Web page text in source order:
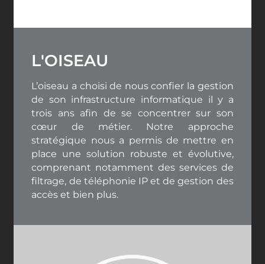
L'OISEAU
L’oiseau a choisi de nous confier la gestion
de son infrastructure informatique il y a
trois ans afin de se concentrer sur son
cœur de métier. Notre approche
stratégique nous a permis de mettre en
place une solution robuste et évolutive,
comprenant notamment des services de
filtrage, de téléphonie IP et de gestion des
accès et bien plus.